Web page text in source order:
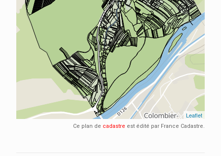
Ce plan de cadastre est édité par France Cadastre.